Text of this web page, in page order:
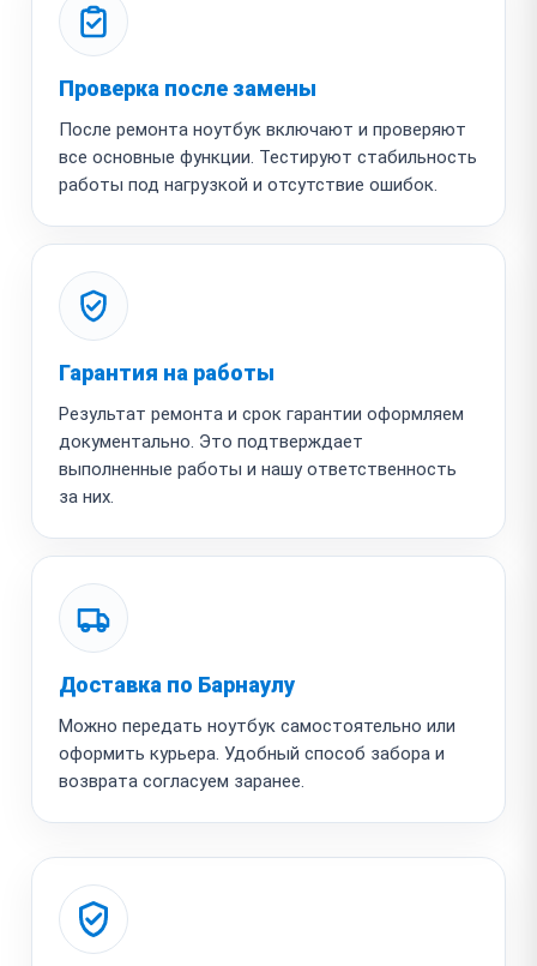
Проверка после замены
После ремонта ноутбук включают и проверяют
все основные функции. Тестируют стабильность
работы под нагрузкой и отсутствие ошибок.
Гарантия на работы
Результат ремонта и срок гарантии оформляем
документально. Это подтверждает
выполненные работы и нашу ответственность
за них.
Доставка по Барнаулу
Можно передать ноутбук самостоятельно или
оформить курьера. Удобный способ забора и
возврата согласуем заранее.